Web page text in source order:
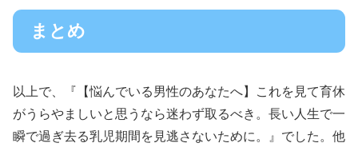
まとめ
以上で、『【悩んでいる男性のあなたへ】これを見て育休
がうらやましいと思うなら迷わず取るべき。長い人生で一
瞬で過ぎ去る乳児期間を見逃さないために。』でした。他